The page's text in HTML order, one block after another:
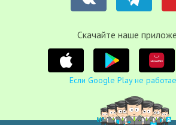
Cкачайте наше
Если Google Play не